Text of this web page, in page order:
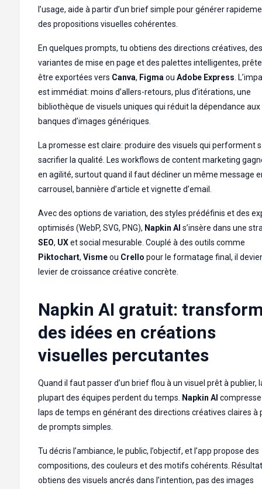
l’usage, aide à partir d’un brief simple pour générer
des propositions visuelles cohérentes.
En quelques prompts, tu obtiens des directions créatives, des
variantes de mise en page et des palettes intelligentes,
être exportées vers Canva, Figma ou Adobe Express .
est immédiat: moins d’allers-retours, plus d’itérations, une
bibliothèque de visuels uniques qui réduit la dépendance aux
banques d’images génériques.
La promesse est claire: produire des visuels qui performent
sacrifier la qualité. Les workflows de content marketing
en agilité, surtout quand il faut décliner un même message
carrousel, bannière d’article et vignette d’email.
Avec des options de variation, des styles prédéfinis et des
optimisés (WebP, SVG, PNG), Napkin AI s’insère dans une
SEO, UXet social mesurable. Couplé à des outils comme
Piktochart, Vismeou Crello pour le formatage final, il
levier de croissance créative concrète.
Napkin AI gratuit:
des idées en créations
visuelles percutantes
Quand il faut passer d’un brief flou à un visuel prêt à publier,
plupart des équipes perdent du temps.
Napkin AI
laps de temps en générant des directions créatives claires à
de prompts simples.
Tu décris l’ambiance, le public, l’objectif, et l’app propose des
compositions, des couleurs et des motifs cohérents.
obtiens des visuels ancrés dans l’intention, pas des images